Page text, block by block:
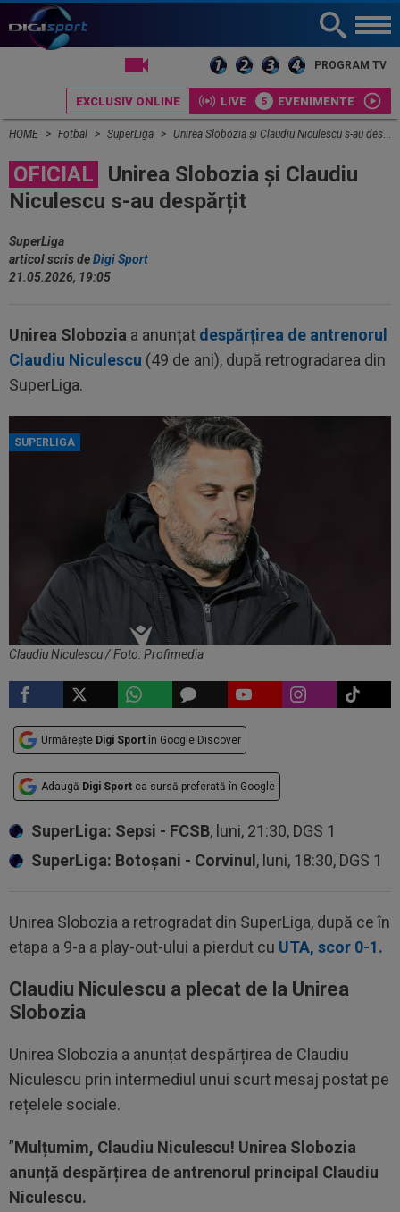
PROGRAM TV
EXCLUSIV ONLINE LIVE EVENIMENTE
HOME Fotbal SuperLiga Unirea Slobozia și Claudiu Niculescu s-au despărțit
OFICIAL
Unirea Slobozia și Claudiu
Niculescu s-au despărțit
SuperLiga
articol scris deDigi Sport
21.05.2026, 19:05
Unirea Slobozia a anunțat despărțirea de antrenorul
Claudiu Niculescu (49 de ani), după retrogradarea din
SuperLiga.
SUPERLIGA
Claudiu Niculescu / Foto: Profimedia
Urmărește Digi Sport în Google Discover
Adaugă Digi Sport ca sursă preferată în Google
SuperLiga: Sepsi - FCSB, luni, 21:30, DGS 1
SuperLiga: Botoșani - Corvinul, luni, 18:30, DGS 1
Unirea Slobozia a retrogradat din SuperLiga, după ce în
etapa a 9-a a play-out-ului a pierdut cu UTA, scor 0-1.
Claudiu Niculescu a plecat de la Unirea
Slobozia
Unirea Slobozia a anunțat despărțirea de Claudiu
Niculescu prin intermediul unui scurt mesaj postat pe
rețelele sociale.
”Mulțumim, Claudiu Niculescu! Unirea Slobozia
anunță despărțirea de antrenorul principal Claudiu
Niculescu.